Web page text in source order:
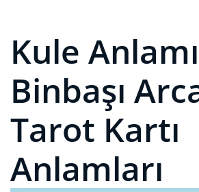
Kule
Binbaşı
Tarot Kartı
Anlamları